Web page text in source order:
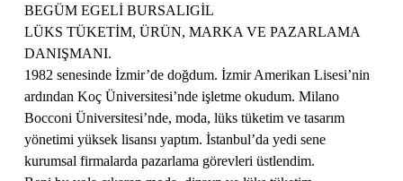
BEGÜM EGELİ BURSALIGİL
LÜKS TÜKETİM, ÜRÜN, MARKA VE PAZARLAMA
DANIŞMANI.
1982 senesinde İzmir’de doğdum. İzmir Amerikan Lisesi’nin
ardından Koç Üniversitesi’nde işletme okudum. Milano
Bocconi Üniversitesi’nde, moda, lüks tüketim ve tasarım
yönetimi yüksek lisansı yaptım. İstanbul’da yedi sene
kurumsal firmalarda pazarlama görevleri üstlendim.